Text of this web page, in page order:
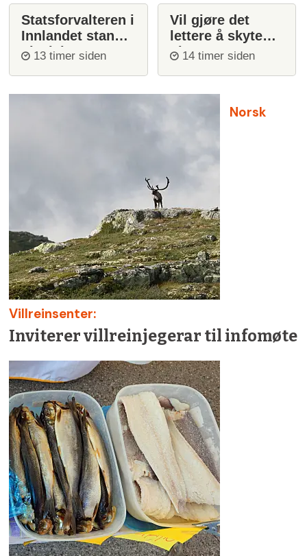
Statsforvalteren i
Innlandet stanser
ulvejakt
13 timer siden
Vil gjøre det
lettere å skyte
ulv14 timer siden
Norsk
Villreinsenter:
Inviterer villreinjegerar til infomøte